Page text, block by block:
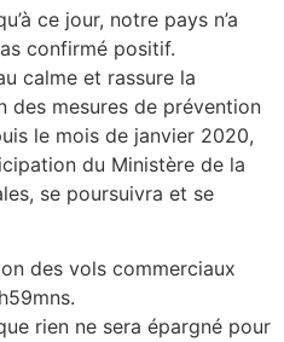
ce jour, notre pays n’a
confirmé positif.
calme et rassure la
des mesures de prévention
le mois de janvier 2020,
du Ministère de la
se poursuivra et se
des vols commerciaux
rien ne sera épargné pour